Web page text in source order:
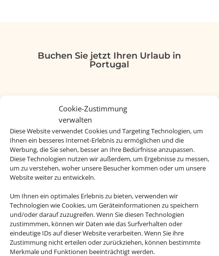
Cookie-Zustimmung
verwalten
Diese Website verwendet Cookies und Targeting Technologien, um
Ihnen ein besseres Internet-Erlebnis zu ermöglichen und die
Werbung, die Sie sehen, besser an Ihre Bedürfnisse anzupassen.
Diese Technologien nutzen wir außerdem, um Ergebnisse zu messen,
um zu verstehen, woher unsere Besucher kommen oder um unsere
Website weiter zu entwickeln.
Um Ihnen ein optimales Erlebnis zu bieten, verwenden wir
Technologien wie Cookies, um Geräteinformationen zu speichern
und/oder darauf zuzugreifen. Wenn Sie diesen Technologien
zustimmmen, können wir Daten wie das Surfverhalten oder
eindeutige IDs auf dieser Website verarbeiten. Wenn Sie ihre
Zustimmung nicht erteilen oder zurückziehen, können bestimmte
Merkmale und Funktionen beeinträchtigt werden.
Buchen Sie jetzt Ihren Urlaub in
Portugal